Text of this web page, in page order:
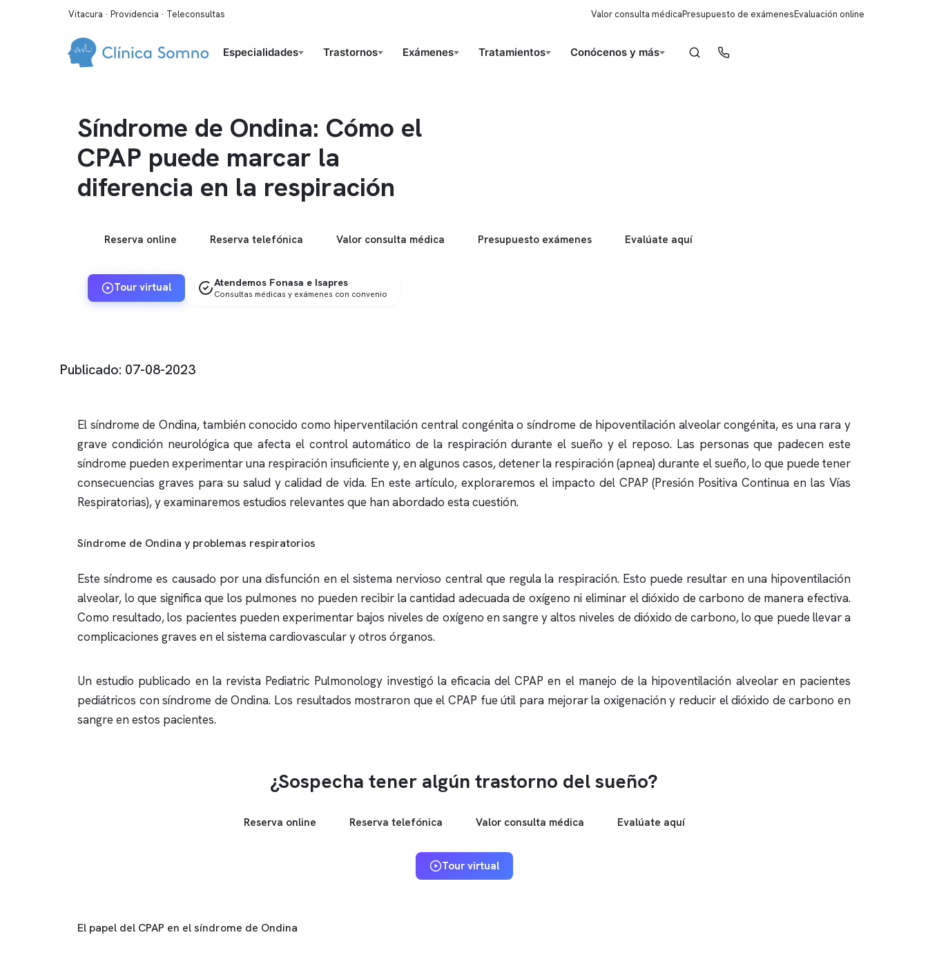
Vitacura · Providencia · Teleconsultas Valor consulta médicaPresupuesto de exámenesEvaluación online
Especialidades Trastornos Exámenes Tratamientos Conócenos y más
Síndrome de Ondina: Cómo el
CPAP puede marcar la
diferencia en la respiración
Reserva online Reserva telefónica Valor consulta médica Presupuesto exámenes Evalúate aquí
Tour virtual Atendemos Fonasa e Isapres
Consultas médicas y exámenes con convenio
Publicado: 07-08-2023
El síndrome de Ondina, también conocido como hiperventilación central congénita o síndrome de hipoventilación alveolar congénita, es una rara y
grave condición neurológica que afecta el control automático de la respiración durante el sueño y el reposo. Las personas que padecen este
síndrome pueden experimentar una respiración insuficiente y, en algunos casos, detener la respiración (apnea) durante el sueño, lo que puede tener
consecuencias graves para su salud y calidad de vida. En este artículo, exploraremos el impacto del CPAP (Presión Positiva Continua en las Vías
Respiratorias), y examinaremos estudios relevantes que han abordado esta cuestión.
Síndrome de Ondina y problemas respiratorios
Este síndrome es causado por una disfunción en el sistema nervioso central que regula la respiración. Esto puede resultar en una hipoventilación
alveolar, lo que significa que los pulmones no pueden recibir la cantidad adecuada de oxígeno ni eliminar el dióxido de carbono de manera efectiva.
Como resultado, los pacientes pueden experimentar bajos niveles de oxígeno en sangre y altos niveles de dióxido de carbono, lo que puede llevar a
complicaciones graves en el sistema cardiovascular y otros órganos.
Un estudio publicado en la revista Pediatric Pulmonology investigó la eficacia del CPAP en el manejo de la hipoventilación alveolar en pacientes
pediátricos con síndrome de Ondina. Los resultados mostraron que el CPAP fue útil para mejorar la oxigenación y reducir el dióxido de carbono en
sangre en estos pacientes.
¿Sospecha tener algún trastorno del sueño?
Reserva online Reserva telefónica Valor consulta médica Evalúate aquí
Tour virtual
El papel del CPAP en el síndrome de Ondina